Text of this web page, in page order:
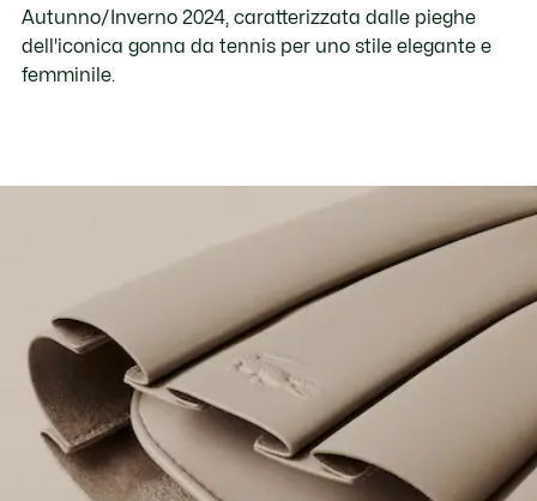
Autunno/Inverno 2024, caratterizzata dalle pieghe
dell'iconica gonna da tennis per uno stile elegante e
femminile.